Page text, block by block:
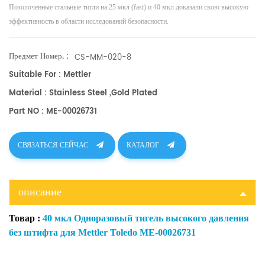
Позолоченные стальные тигли на 25 мкл (fast) и 40 мкл доказали свою высокую
эффективность в области исследований безопасности.
Предмет Номер. : CS-MM-020-8
Suitable For : Mettler
Material : Stainless Steel ,gold Plated
Part NO : ME-00026731
СВЯЗАТЬСЯ СЕЙЧАС КАТАЛОГ
описание
Товар : 40 мкл Одноразовый тигель высокого давления
без штифта для Mettler Toledo ME-00026731